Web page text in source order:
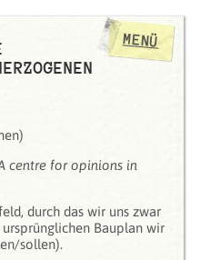
centre for opinions in
durch das wir uns zwar
Bauplan wir
sollen).
MENÜ